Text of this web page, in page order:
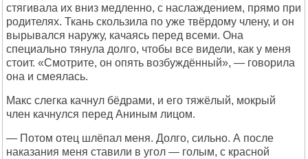
стягивала их вниз медленно, с наслаждением, прямо при
родителях. Ткань скользила по уже твёрдому члену, и он
вырывался наружу, качаясь перед всеми. Она
специально тянула долго, чтобы все видели, как у меня
стоит. «Смотрите, он опять возбуждённый», — говорила
она и смеялась.
Макс слегка качнул бёдрами, и его тяжёлый, мокрый
член качнулся перед Аниным лицом.
— Потом отец шлёпал меня. Долго, сильно. А после
наказания меня ставили в угол — голым, с красной